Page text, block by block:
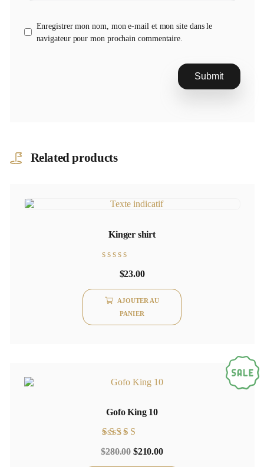
Enregistrer mon nom, mon e-mail et mon site dans le
navigateur pour mon prochain commentaire.
Related products
Kinger shirt
sur
5
$23.00
AJOUTER AU
PANIER
Gofo King 10
Note
5.00
sur 5
$280.00 $210.00